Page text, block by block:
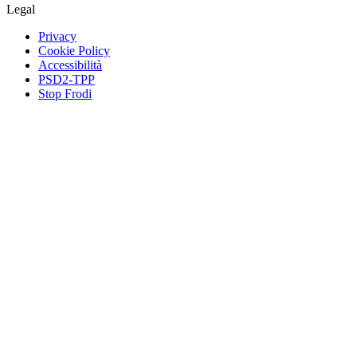
Legal
Privacy
Cookie Policy
Accessibilità
PSD2-TPP
Stop Frodi